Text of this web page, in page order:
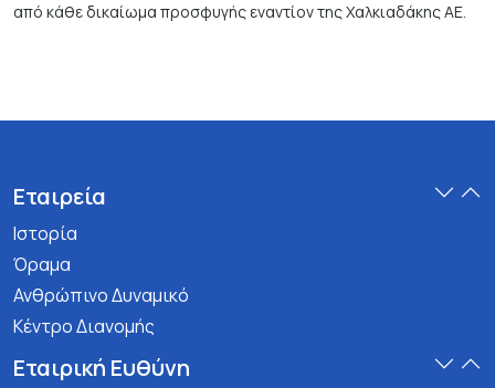
από κάθε δικαίωμα προσφυγής εναντίον της Χαλκιαδάκης ΑΕ.
Εταιρεία
Ιστορία
Όραμα
Ανθρώπινο Δυναμικό
Κέντρο Διανομής
Εταιρική Ευθύνη